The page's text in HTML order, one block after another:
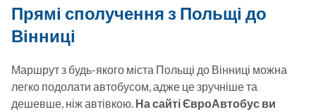
Прямі сполучення з Польщі до
Вінниці
Маршрут з будь-якого міста Польщі до Вінниці можна
легко подолати автобусом, адже це зручніше та
дешевше, ніж автівкою. На сайті ЄвроАвтобус ви